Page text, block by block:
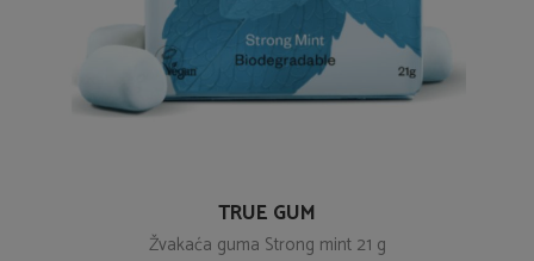
TRUE GUM
Žvakaća guma Strong mint 21 g